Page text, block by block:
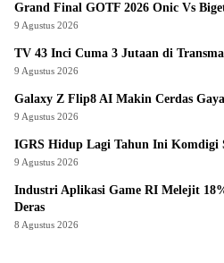
Grand Final GOTF 2026 Onic Vs
9 Agustus 2026
TV 43 Inci Cuma 3 Jutaan di
9 Agustus 2026
Galaxy Z Flip8 AI Makin Cerdas
9 Agustus 2026
IGRS Hidup Lagi Tahun Ini Komdigi
9 Agustus 2026
Industri Aplikasi Game RI Melejit
Deras
8 Agustus 2026